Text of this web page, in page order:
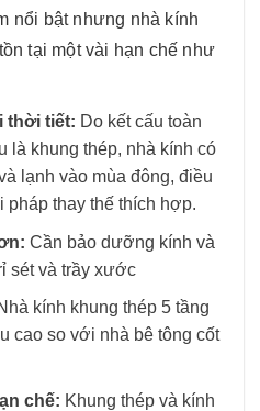
nổi bật nhưng nhà kính
tại một vài hạn chế như
thời tiết: Do kết cấu toàn
là khung thép, nhà kính có
lạnh vào mùa đông, điều
pháp thay thế thích hợp.
Cần bảo dưỡng kính và
sét và trầy xước
kính khung thép 5 tầng
cao so với nhà bê tông cốt
chế: Khung thép và kính